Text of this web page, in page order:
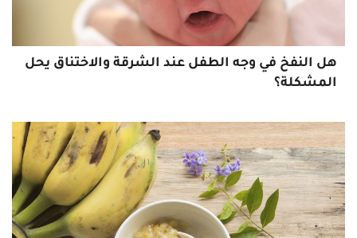
هل النفخ في وجه الطفل عند الشرقة والاختناق يحل
المشكلة؟